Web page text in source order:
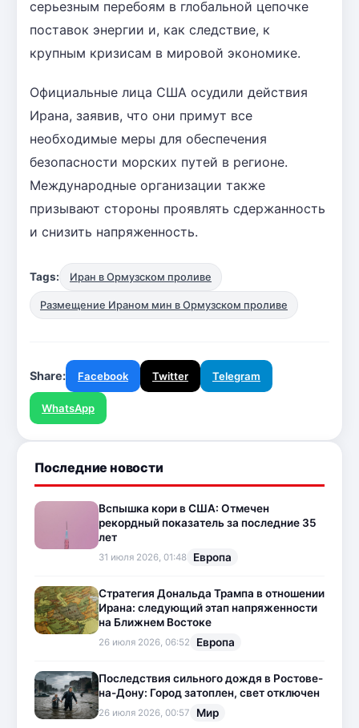
серьезным перебоям в глобальной цепочке
поставок энергии и, как следствие, к
крупным кризисам в мировой экономике.
Официальные лица США осудили действия
Ирана, заявив, что они примут все
необходимые меры для обеспечения
безопасности морских путей в регионе.
Международные организации также
призывают стороны проявлять сдержанность
и снизить напряженность.
Tags: Иран в Ормузском проливе
Размещение Ираном мин в Ормузском проливе
Share: Facebook Twitter Telegram
WhatsApp
Последние новости
Вспышка кори в США: Отмечен
рекордный показатель за последние 35
лет
31 июля 2026, 01:48 Европа
Стратегия Дональда Трампа в отношении
Ирана: следующий этап напряженности
на Ближнем Востоке
26 июля 2026, 06:52 Европа
Последствия сильного дождя в Ростове-
на-Дону: Город затоплен, свет отключен
26 июля 2026, 00:57 Мир